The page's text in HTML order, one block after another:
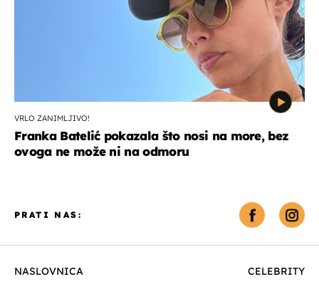
VRLO ZANIMLJIVO!
Franka Batelić pokazala što nosi na more, bez
ovoga ne može ni na odmoru
NASLOVNICA
CELEBRITY
PRATI NAS: